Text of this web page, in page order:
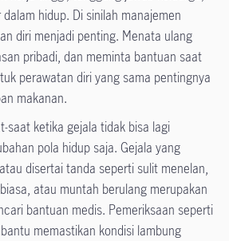
hidup. Di sinilah manajemen
diri menjadi penting. Menata ulang
pribadi, dan meminta bantuan saat
perawatan diri yang sama pentingnya
makanan.
saat ketika gejala tidak bisa lagi
pola hidup saja. Gejala yang
disertai tanda seperti sulit menelan,
atau muntah berulang merupakan
bantuan medis. Pemeriksaan seperti
memastikan kondisi lambung